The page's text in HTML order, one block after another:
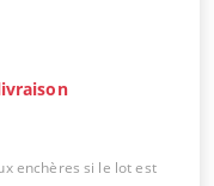
enchères si le lot est